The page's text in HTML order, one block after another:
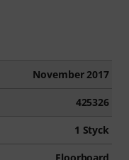
November 2017
425326
1 Styck
Floorboard